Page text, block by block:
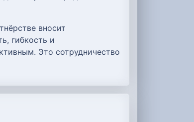
вносит
гибкость и
Это сотрудничество